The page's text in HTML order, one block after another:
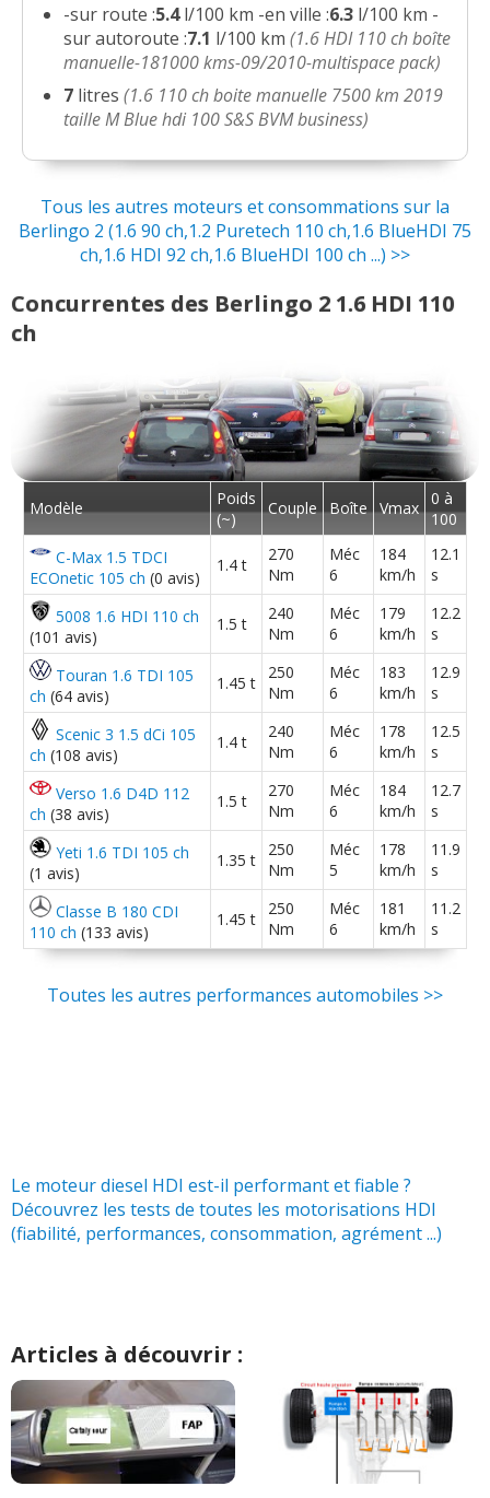
16/20
1.6 HDI 110 ch 2009, 201.000 KMS,
boite 5, mu( 0 )
18/20
1.6 HDI 110 ch
123000kms.2008.multispace.fap.
1.6 HDI 110 ch 170000, 2009, Xtr/Sept
14/20
1.6 HDI 110 ch 90 000 km, année 2011,
XTR (0 )
1.6 HDI 110 ch 80000
17/20 berlingo II 1.6 HDi XTR 110 FAP(0
14/20 1.6 HDI 110 ch XTR, 126000km(0 )
10/20
1.6 110 ch boite manuelle 7500 km
2019 taille(1 )
15/20 1.6 HDI 110 ch 95000 2009 XTR(0
-- /20 1.6 hdi 110 2009(0 )
13/20
1.6 HDI 110 ch Année 2009, finition
XTR 10000( )
14/20 1.6 HDI 110 ch 75000kms 10/2010 ( 0
)
15/20 1.6 HDI 110 ch(0
18/20
1.6 HDI 110 ch 98000km. 2011. XTR(
(0 )
11/20 1.6 HDI 110 ch 14700(0 )
18/20 1.6 HDI 110 ch 139000 )
-sur route :5.4l/100 km -en ville :6.3 l/100 km -
sur autoroute :7.1 l/100 km(1.6 HDI 110 ch boîte
manuelle-181000 kms-09/2010-multispace pack)
7 litres(1.6 110 ch boite manuelle 7500 km 2019
taille M Blue hdi 100 S&S BVM business)
Tous les autres moteurs et consommations sur la
Berlingo 2 (1.6 90 ch,1.2 Puretech 110 ch,1.6 BlueHDI 75
ch,1.6 HDI 92 ch,1.6 BlueHDI 100 ch ...) >>
Concurrentes des Berlingo 2 1.6 HDI 110
ch
Modèle
Poids
(~)
Couple Boîte Vmax 0 à
100
C-Max 1.5 TDCI
ECOnetic 105 ch (0 avis)
1.4 t
270
Nm
Méc
6
184
km/h
12.1
s
5008 1.6 HDI 110 ch
(101 avis)
1.5 t
240
Nm
Méc
6
179
km/h
12.2
s
Touran 1.6 TDI 105
ch (64 avis)
1.45 t
250
Nm
Méc
6
183
km/h
12.9
s
Scenic 3 1.5 dCi 105
ch (108 avis)
1.4 t
240
Nm
Méc
6
178
km/h
12.5
s
Verso 1.6 D4D 112
ch (38 avis)
1.5 t
270
Nm
Méc
6
184
km/h
12.7
s
Yeti 1.6 TDI 105 ch
(1 avis)
1.35 t
250
Nm
Méc
5
178
km/h
11.9
s
Classe B 180 CDI
110 ch (133 avis)
1.45 t
250
Nm
Méc
6
181
km/h
11.2
s
Toutes les autres performances automobiles >>
Le moteur diesel HDI est-il performant et fiable ?
Découvrez les tests de toutes les motorisations HDI
(fiabilité, performances, consommation, agrément ...)
Articles à découvrir :